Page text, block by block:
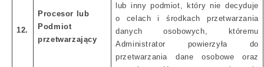
12.
Procesor lub
Podmiot
przetwarzający
lub inny podmiot, który nie decyduje
o celach i środkach przetwarzania
danych osobowych, któremu
Administrator powierzyła do
przetwarzania dane osobowe oraz